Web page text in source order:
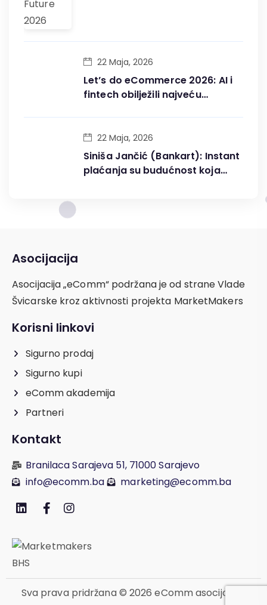
Let’s do eCommerce 2026: AI i
fintech obilježili najveću
22 Maja, 2026
Siniša Jančić (Bankart): Instant
plaćanja su budućnost koja
22 Maja, 2026
Asocijacija
Asocijacija „eComm“ podržana je od strane Vlade
Švicarske kroz aktivnosti projekta MarketMakers
Korisni linkovi
Sigurno prodaj
Sigurno kupi
eComm akademija
Partneri
Kontakt
Branilaca Sarajeva 51, 71000 Sarajevo
info@ecomm.ba
marketing@ecomm.ba
Sva prava pridržana © 2026 eComm asocijacija.